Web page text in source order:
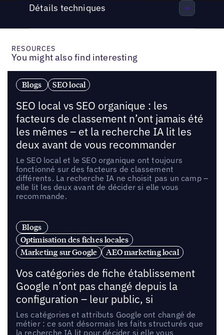
Détails techniques
RESOURCES
You might also find interesting
Blogs SEO local
SEO local vs SEO organique : les
facteurs de classement n’ont jamais été
les mêmes – et la recherche IA lit les
deux avant de vous recommander
Le SEO local et le SEO organique ont toujours
fonctionné sur des facteurs de classement
différents. La recherche IA ne choisit pas un camp –
elle lit les deux avant de décider si elle vous
recommande.
Blogs
Optimisation des fiches locales
Marketing sur Google
AEO marketing local
Vos catégories de fiche établissement
Google n’ont pas changé depuis la
configuration – leur public, si
Les catégories et attributs Google ont changé de
métier : ce sont désormais les faits structurés que
la recherche IA lit pour décider si elle vous